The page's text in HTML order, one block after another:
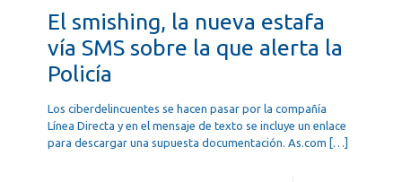
El smishing, la nueva estafa
vía SMS sobre la que alerta la
Policía
Los ciberdelincuentes se hacen pasar por la compañía
Línea Directa y en el mensaje de texto se incluye un enlace
para descargar una supuesta documentación. As.com […]